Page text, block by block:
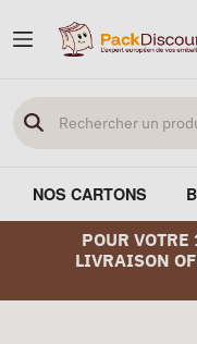
NOS CARTONS
POUR
LIVRAISON